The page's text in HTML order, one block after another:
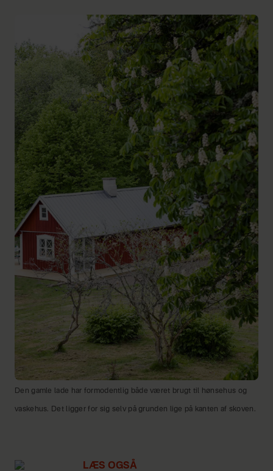
Den gamle lade har formodentlig både været brugt til hønsehus og
vaskehus. Det ligger for sig selv på grunden lige på kanten af skoven.
LÆS OGSÅ